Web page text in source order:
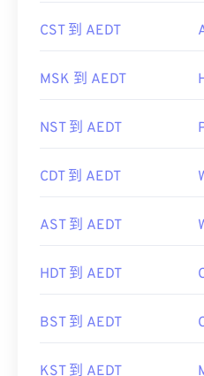
WET 到 AEDT
CST 到 AEDT
MSK 到 AEDT
NST 到 AEDT
CDT 到 AEDT
AST 到 AEDT
HDT 到 AEDT
BST 到 AEDT